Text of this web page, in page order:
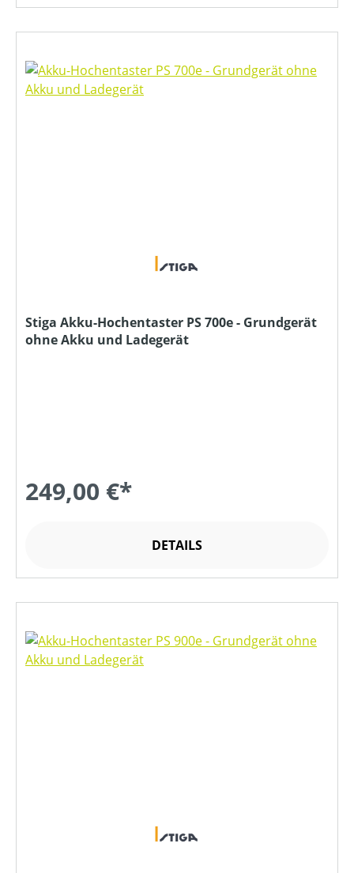
Stiga Akku-Hochentaster PS 700e - Grundgerät
ohne Akku und Ladegerät
249,00 €*
DETAILS